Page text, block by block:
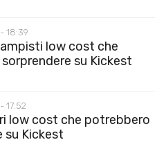
18:39
low cost che
su Kickest
17:52
low cost che potrebbero
su Kickest